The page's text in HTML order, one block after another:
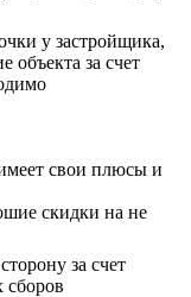
у застройщика,
объекта за счет
свои плюсы и
скидки на не
за счет
сборов